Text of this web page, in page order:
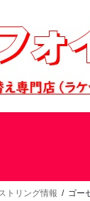
トリング情報 ゴー